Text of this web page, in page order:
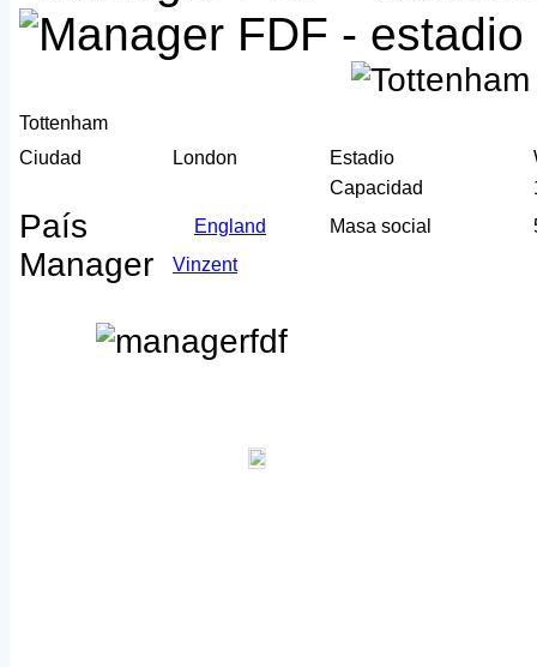
Tottenham
Ciudad
London Estadio
Capacidad
País England Masa social
Manager Vinzent